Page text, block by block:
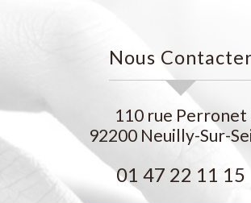
Nous
110 rue Perronet
92200 Neuilly-Sur-
01 47 22 11 15